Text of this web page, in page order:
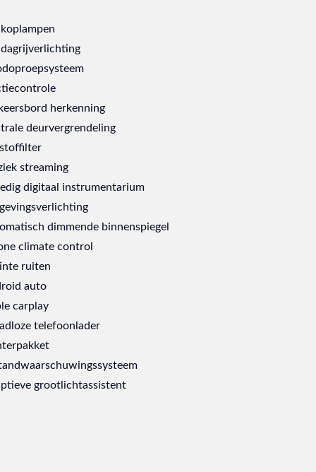
herkenning
deurvergrendeling
streaming
digitaal instrumentarium
dimmende binnenspiegel
climate control
ruiten
auto
carplay
telefoonlader
grootlichtassistent